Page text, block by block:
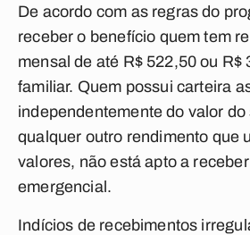
De acordo com as regras do
receber o benefício quem tem
mensal de até R$ 522,50 ou R$
familiar. Quem possui carteira
independentemente do valor do
qualquer outro rendimento que
valores, não está apto a
emergencial.
Indícios de recebimentos